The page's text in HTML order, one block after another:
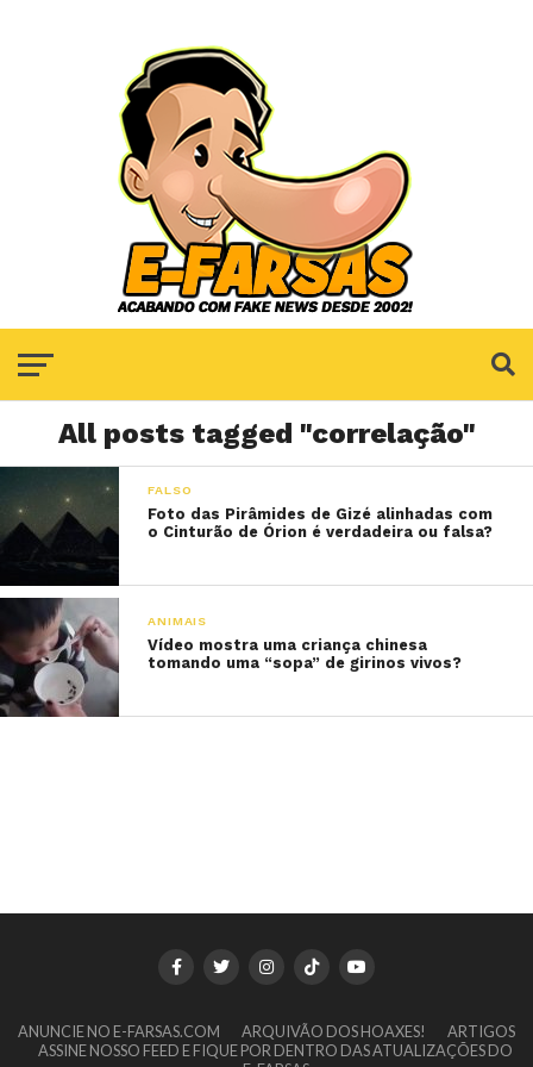
All posts tagged "correlação"
FALSO
Foto das Pirâmides de Gizé alinhadas com
o Cinturão de Órion é verdadeira ou falsa?
ANIMAIS
Vídeo mostra uma criança chinesa
tomando uma “sopa” de girinos vivos?
ANUNCIE NO E-FARSAS.COM ARQUIVÃO DOS HOAXES!
ARTIGOS
ASSINE NOSSO FEED E FIQUE POR DENTRO DAS ATUALIZAÇÕES DO